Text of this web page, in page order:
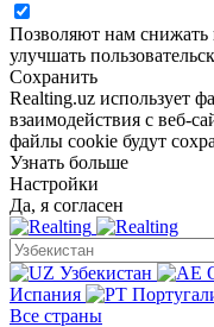
Позволяют нам
улучшать
Сохранить
Realting.uz использует
взаимодействия с веб-
файлы cookie будут
Узнать больше
Настройки
Да, я согласен
Узбекистан
Испания
Все страны